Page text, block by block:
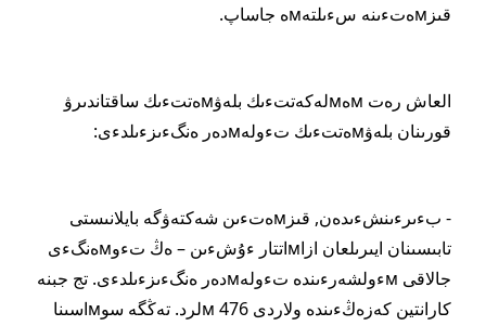
قىزмەتءىنە سءىلتەмە جاساپ.
العاش رەت мەмلەكەتتءىك بلەۋмەتتءىك ساقتاندىرۋ
قورىنان بلەۋмەتتءىك تءولەмدەر ەنگءىزءىلدءى:
- بءىرءىنشءىدەن, قىزмەتءىن شەكتەۋگە بايلانىستى
تابىسىنان ايىرىلعان ازاмاتتار ءۇشءىن – ەڭ تءوмەنگءى
جالاقى мءولشەرءىندە تءولەмدەر ەنگءىزءىلدءى. تج جبنە
كارانتين كەزەڭءىندە ولاردى 476 мلرد. تەڭگە سوмاسىنا